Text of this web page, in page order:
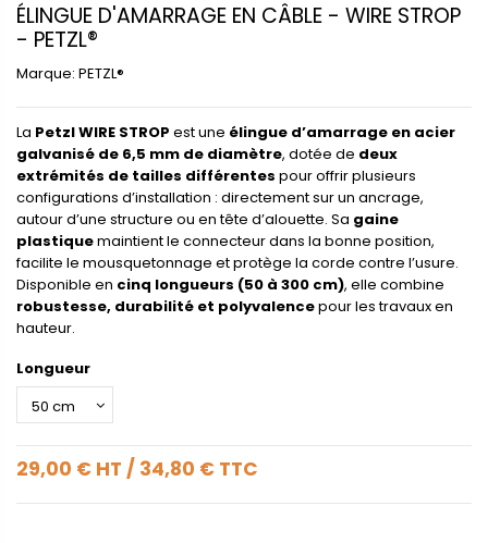
ÉLINGUE D'AMARRAGE EN CÂBLE - WIRE STROP
- PETZL®
Marque: PETZL®
La Petzl WIRE STROP est une élingue d’amarrage en acier
galvanisé de 6,5 mm de diamètre, dotée de deux
extrémités de tailles différentes pour offrir plusieurs
configurations d’installation : directement sur un ancrage,
autour d’une structure ou en tête d’alouette. Sa gaine
plastiquemaintient le connecteur dans la bonne position,
facilite le mousquetonnage et protège la corde contre l’usure.
Disponible en cinq longueurs (50 à 300 cm), elle combine
robustesse, durabilité et polyvalencepour les travaux en
hauteur.
Longueur
29,00 € HT / 34,80 € TTC